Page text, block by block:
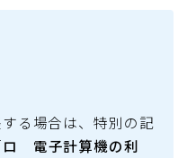
る場合は、特別の記
ロ 電子計算機の利